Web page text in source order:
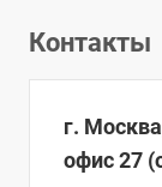
Контакты
г.
офис 27